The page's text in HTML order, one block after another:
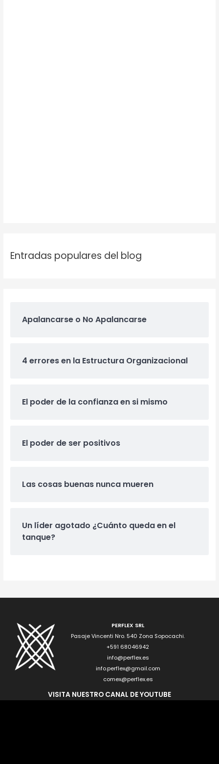
Entradas populares del blog
Apalancarse o No Apalancarse
4 errores en la Estructura Organizacional
El poder de la confianza en si mismo
El poder de ser positivos
Las cosas buenas nunca mueren
Un líder agotado ¿Cuánto queda en el
tanque?
PERFLEX SRL
Pasaje Vincenti Nro. 540 Zona Sopocachi.
+591 68046942
info@perflex.es
info.perflex@gmail.com
comex@perflex.es
VISITA NUESTRO CANAL DE YOUTUBE